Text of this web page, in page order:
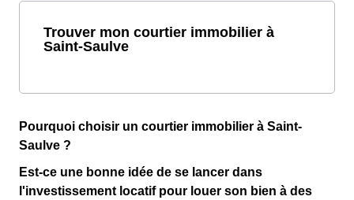
Trouver mon courtier immobilier à
Saint-Saulve
Pourquoi choisir un courtier immobilier à Saint-
Saulve ?
Est-ce une bonne idée de se lancer dans
l'investissement locatif pour louer son bien à des